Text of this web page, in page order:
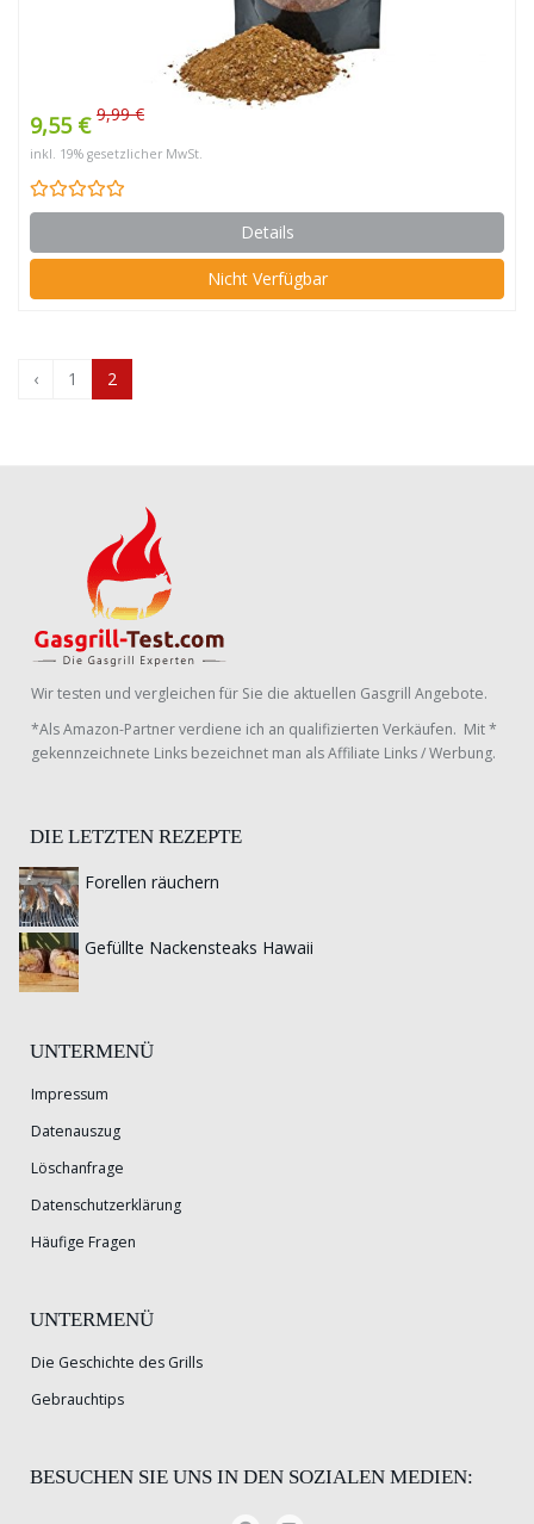
9,55 € 9,99 €
inkl. 19% gesetzlicher MwSt.
Details
Nicht Verfügbar
‹ 1 2
Wir testen und vergleichen für Sie die aktuellen Gasgrill Angebote.
*Als Amazon-Partner verdiene ich an qualifizierten Verkäufen. Mit *
gekennzeichnete Links bezeichnet man als Affiliate Links / Werbung.
DIE LETZTEN REZEPTE
Forellen räuchern
Gefüllte Nackensteaks Hawaii
UNTERMENÜ
Impressum
Datenauszug
Löschanfrage
Datenschutzerklärung
Häufige Fragen
UNTERMENÜ
Die Geschichte des Grills
Gebrauchtips
BESUCHEN SIE UNS IN DEN SOZIALEN MEDIEN: